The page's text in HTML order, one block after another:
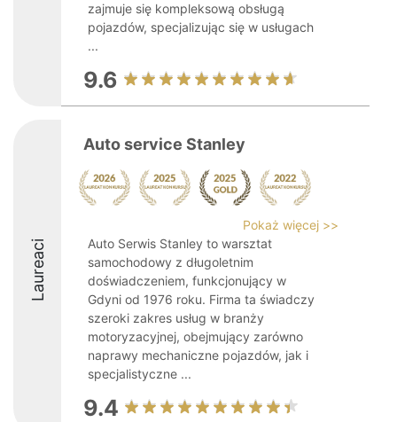
zajmuje się kompleksową obsługą
pojazdów, specjalizując się w usługach
...
9.6
Laureaci
Auto service Stanley
Pokaż więcej >>
Auto Serwis Stanley to warsztat
samochodowy z długoletnim
doświadczeniem, funkcjonujący w
Gdyni od 1976 roku. Firma ta świadczy
szeroki zakres usług w branży
motoryzacyjnej, obejmujący zarówno
naprawy mechaniczne pojazdów, jak i
specjalistyczne ...
9.4